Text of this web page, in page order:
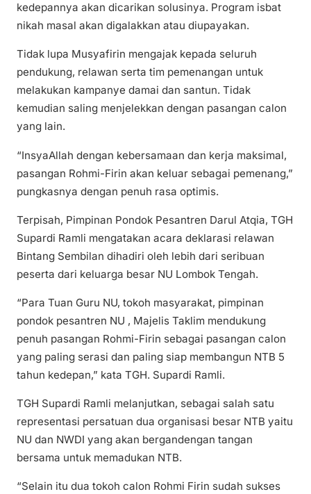
kedepannya akan dicarikan solusinya. Program isbat
nikah masal akan digalakkan atau diupayakan.
Tidak lupa Musyafirin mengajak kepada seluruh
pendukung, relawan serta tim pemenangan untuk
melakukan kampanye damai dan santun. Tidak
kemudian saling menjelekkan dengan pasangan calon
yang lain.
“InsyaAllah dengan kebersamaan dan kerja maksimal,
pasangan Rohmi-Firin akan keluar sebagai pemenang,”
pungkasnya dengan penuh rasa optimis.
Terpisah, Pimpinan Pondok Pesantren Darul Atqia, TGH
Supardi Ramli mengatakan acara deklarasi relawan
Bintang Sembilan dihadiri oleh lebih dari seribuan
peserta dari keluarga besar NU Lombok Tengah.
“Para Tuan Guru NU, tokoh masyarakat, pimpinan
pondok pesantren NU , Majelis Taklim mendukung
penuh pasangan Rohmi-Firin sebagai pasangan calon
yang paling serasi dan paling siap membangun NTB 5
tahun kedepan,” kata TGH. Supardi Ramli.
TGH Supardi Ramli melanjutkan, sebagai salah satu
representasi persatuan dua organisasi besar NTB yaitu
NU dan NWDI yang akan bergandengan tangan
bersama untuk memadukan NTB.
“Selain itu dua tokoh calon Rohmi Firin sudah sukses